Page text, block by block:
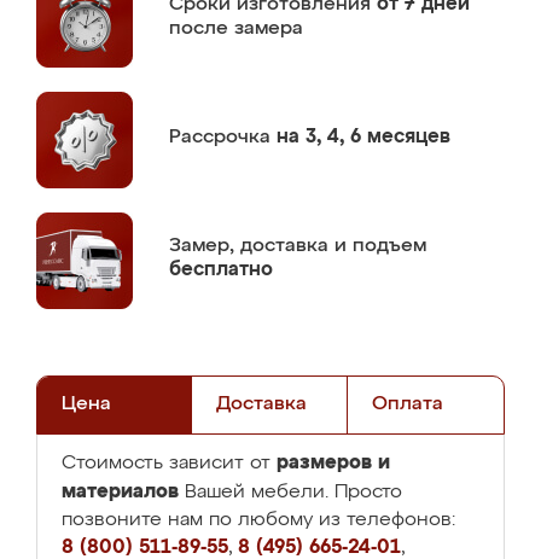
Сроки изготовления от 7 дней
после замера
Рассрочка на 3, 4, 6 месяцев
Замер, доставка и подъем
бесплатно
Цена Доставка Оплата
Стоимость зависит от размеров и
материалов Вашей мебели. Просто
позвоните нам по любому из телефонов:
8 (800) 511-89-55, 8 (495) 665-24-01,